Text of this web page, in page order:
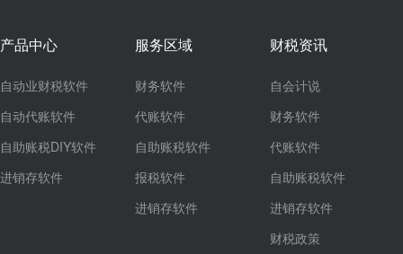
产品中心
自动业财税软件
自动代账软件
自助账税DIY软件
进销存软件
服务区域
财务软件
代账软件
自助账税软件
报税软件
进销存软件
财税资讯
自会计说
财务软件
代账软件
自助账税软件
进销存软件
财税政策